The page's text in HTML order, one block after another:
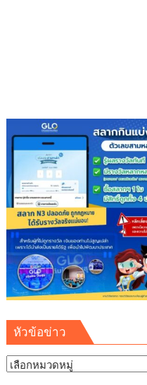
หัวข้อข่าว
หัวข้อ